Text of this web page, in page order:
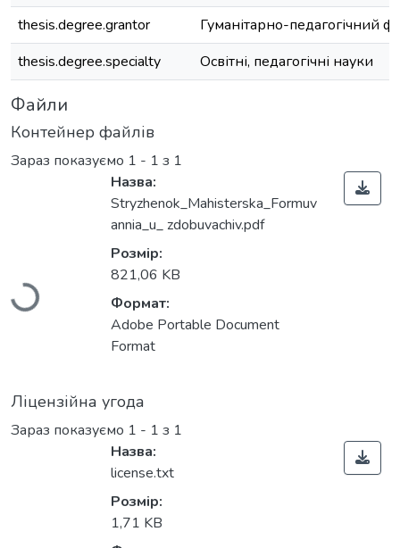
thesis.degree.grantor
Гуманітарно-педагогічний
thesis.degree.specialty
Освітні, педагогічні науки
Файли
Контейнер файлів
Зараз показуємо 1 - 1 з 1
Вантажиться...
Назва:
Stryzhenok_Mahisterska_Formuv
annia_u_ zdobuvachiv.pdf
Розмір:
821,06 KB
Формат:
Adobe Portable Document
Format
Ліцензійна угода
Зараз показуємо 1 - 1 з 1
Назва:
license.txt
Розмір:
1,71 KB